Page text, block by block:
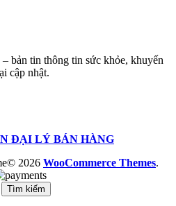
bản tin thông tin sức khỏe, khuyến
cập nhật.
ĐẠI LÝ BÁN HÀNG
2026 WooCommerce Themes.
Tìm kiếm